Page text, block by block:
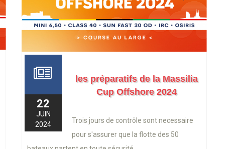
22
JUIN
2024
les préparatifs de la Massilia
Cup Offshore 2024
Trois jours de contrôle sont necessaire
pour s'assurer que la flotte des 50